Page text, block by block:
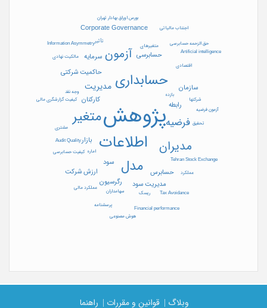
پژوهش
اطلاعات
حسابداری
مدل
متغیر
آزمون
مدیران
فرضیه
مدیریت
رابطه
حسابرسی
سود
رگرسیون
حسابرس
کارکنان
بازار
سرمایه
Corporate Governance
حاکمیت شرکتی
مدیریت سود
سازمان
ارزش شرکت
اقتصادی
کیفیت حسابرسی
ریسک
متغیرهای
Tehran Stock Exchange
سهامداران
بورس اوراق بهادار تهران
Tax Avoidance
Audit Quality
اجتناب مالیاتی
عملکرد مالی
شرکتها
آزمون فرضیه
عملکرد
وجه نقد
کیفیت گزارشگری مالی
پرسشنامه
تأثیر
هوش مصنوعی
Financial performance
Artificial intelligence
تحقیق
مالکیت نهادی
مشتری
بازده
حق الزحمه حسابرسی
اماره
Information Asymmetry
وبلاگ | قوانین و مقررات | راهنما